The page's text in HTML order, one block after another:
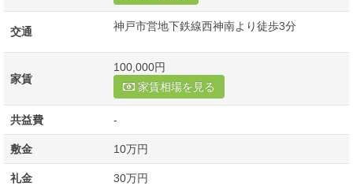
交通 神戸市営地下鉄線西神南より徒歩3分
家賃
100,000円
家賃相場を見る
共益費 -
敷金 10万円
礼金 30万円